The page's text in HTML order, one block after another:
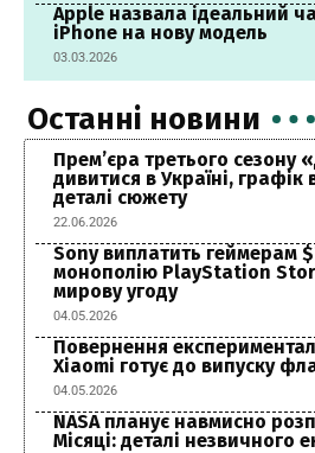
Apple назвала ідеальний
iPhone на нову модель
03.03.2026
Останні новини
Прем’єра третього сезону
дивитися в Україні, графік
деталі сюжету
22.06.2026
Sony виплатить геймерам
монополію PlayStation
мирову угоду
04.05.2026
Повернення
Xiaomi готує до випуску
04.05.2026
NASA планує навмисно
Місяці: деталі незвичного